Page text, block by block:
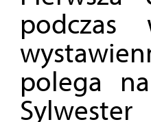
podczas
polega